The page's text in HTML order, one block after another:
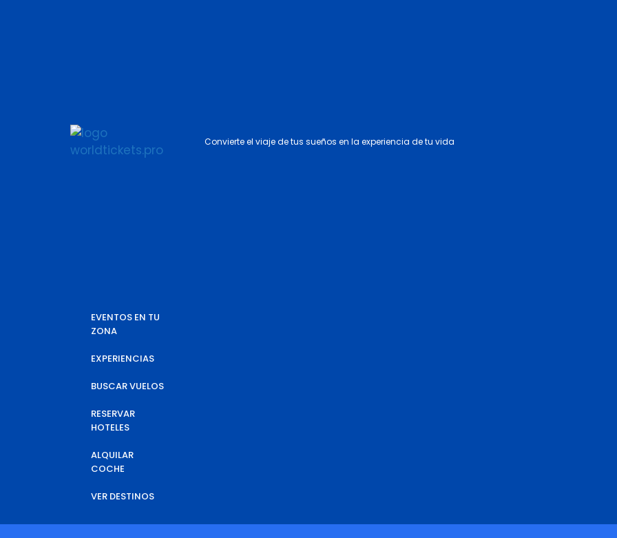
Convierte el viaje de tus sueños en la experiencia de tu vida
EVENTOS EN TU
ZONA
EXPERIENCIAS
BUSCAR VUELOS
RESERVAR
HOTELES
ALQUILAR
COCHE
VER DESTINOS